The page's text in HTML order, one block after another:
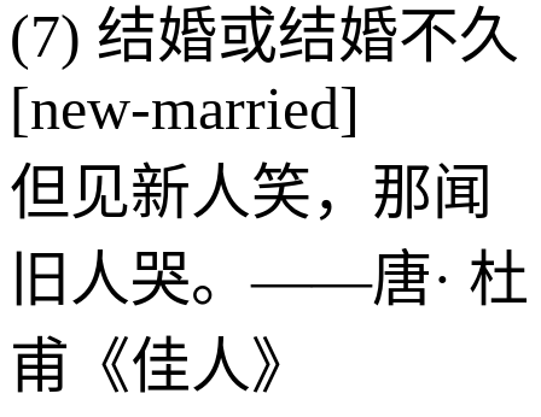
(7) 结婚或结婚不久
[new-married]
但见新人笑，那闻
旧人哭。——唐· 杜
甫《佳人》